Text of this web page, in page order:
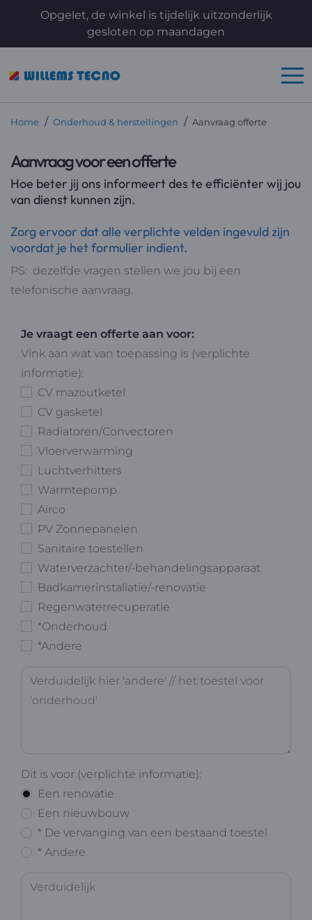
Opgelet, de winkel is tijdelijk uitzonderlijk
gesloten op maandagen
Home / Onderhoud & herstellingen / Aanvraag offerte
Aanvraag voor een offerte
Hoe beter jij ons informeert des te efficiënter wij jou
van dienst kunnen zijn.
Zorg ervoor dat alle verplichte velden ingevuld zijn
voordat je het formulier indient.
PS: dezelfde vragen stellen we jou bij een
telefonische aanvraag.
Je vraagt een offerte aan voor:
CV mazoutketel
CV gasketel
Radiatoren/Convectoren
Vloerverwarming
Luchtverhitters
Warmtepomp
Airco
PV Zonnepanelen
Sanitaire toestellen
Waterverzachter/-behandelingsapparaat
Badkamerinstallatie/-renovatie
Regenwaterrecuperatie
*Onderhoud
*Andere
Vink aan wat van toepassing is (verplichte
informatie):
Een renovatie
Een nieuwbouw
* De vervanging van een bestaand toestel
* Andere
Dit is voor (verplichte informatie):